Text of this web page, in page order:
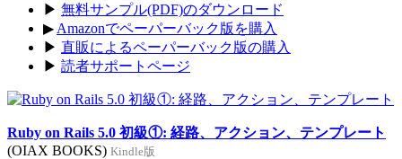
▶ 無料サンプル(PDF)のダウンロード
▶ Amazonでペーパーバック版を購入
▶ 直販によるペーパーバック版の購入
▶ 読者サポートページ
Ruby on Rails 5.0 初級①: 経路、アクション、テンプレート
(OIAX BOOKS) Kindle版